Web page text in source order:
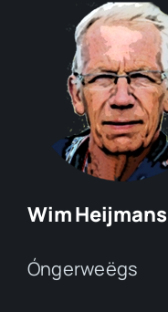
Wim Heijmans
Óngerweëgs